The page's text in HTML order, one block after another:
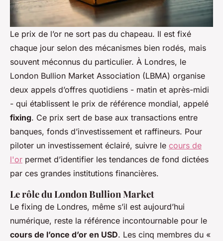
Le prix de l’or ne sort pas du chapeau. Il est fixé
chaque jour selon des mécanismes bien rodés, mais
souvent méconnus du particulier. À Londres, le
London Bullion Market Association (LBMA) organise
deux appels d’offres quotidiens - matin et après-midi
- qui établissent le prix de référence mondial, appelé
fixing. Ce prix sert de base aux transactions entre
banques, fonds d’investissement et raffineurs. Pour
piloter un investissement éclairé, suivre le cours de
l'or permet d’identifier les tendances de fond dictées
par ces grandes institutions financières.
Le rôle du London Bullion Market
Le fixing de Londres, même s’il est aujourd’hui
numérique, reste la référence incontournable pour le
cours de l’once d’or en USD. Les cinq membres du «